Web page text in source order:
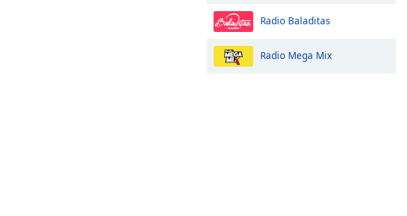
Radio Baladitas
Radio Mega Mix